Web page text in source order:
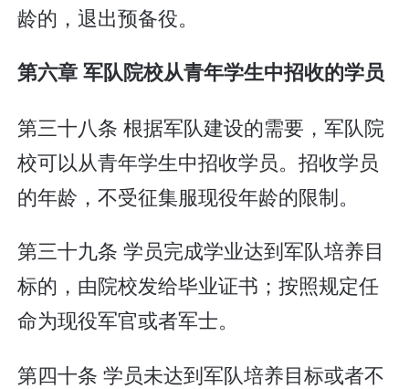
龄的，退出预备役。
第六章 军队院校从青年学生中招收的学员
第三十八条 根据军队建设的需要，军队院
校可以从青年学生中招收学员。招收学员
的年龄，不受征集服现役年龄的限制。
第三十九条 学员完成学业达到军队培养目
标的，由院校发给毕业证书；按照规定任
命为现役军官或者军士。
第四十条 学员未达到军队培养目标或者不